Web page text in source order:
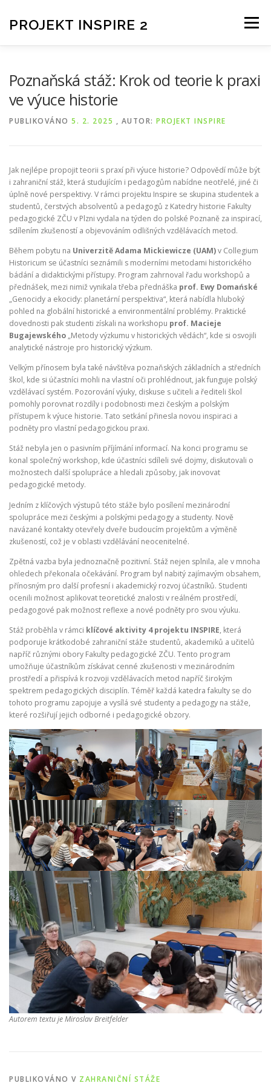
PROJEKT INSPIRE 2 Menu
Poznaňská stáž: Krok od teorie k praxi
ve výuce historie
PUBLIKOVÁNO 5. 2. 2025 , AUTOR: PROJEKT INSPIRE
Jak nejlépe propojit teorii s praxí při výuce historie? Odpovědí může být
i zahraniční stáž, která studujícím i pedagogům nabídne neotřelé, jiné či
úplně nové perspektivy. V rámci projektu Inspire se skupina studentek a
studentů, čerstvých absolventů a pedagogů z Katedry historie Fakulty
pedagogické ZČU v Plzni vydala na týden do polské Poznaně za inspirací,
sdílením zkušeností a objevováním odlišných vzdělávacích metod.
Během pobytu na Univerzitě Adama Mickiewicze (UAM)v Collegium
Historicum se účastníci seznámili s moderními metodami historického
bádání a didaktickými přístupy. Program zahrnoval řadu workshopů a
přednášek, mezi nimiž vynikala třeba přednáška prof. Ewy Domańské
„Genocidy a ekocidy: planetární perspektiva“, která nabídla hluboký
pohled na globální historické a environmentální problémy. Praktické
dovednosti pak studenti získali na workshopu prof. Macieje
Bugajewského „Metody výzkumu v historických vědách“, kde si osvojili
analytické nástroje pro historický výzkum.
Velkým přínosem byla také návštěva poznaňských základních a středních
škol, kde si účastníci mohli na vlastní oči prohlédnout, jak funguje polský
vzdělávací systém. Pozorování výuky, diskuse s učiteli a řediteli škol
pomohly porovnat rozdíly i podobnosti mezi českým a polským
přístupem k výuce historie. Tato setkání přinesla novou inspiraci a
podněty pro vlastní pedagogickou praxi.
Stáž nebyla jen o pasivním příjímání informací. Na konci programu se
konal společný workshop, kde účastníci sdíleli své dojmy, diskutovali o
možnostech další spolupráce a hledali způsoby, jak inovovat
pedagogické metody.
Jedním z klíčových výstupů této stáže bylo posílení mezinárodní
spolupráce mezi českými a polskými pedagogy a studenty. Nově
navázané kontakty otevřely dveře budoucím projektům a výměně
zkušeností, což je v oblasti vzdělávání neocenitelné.
Zpětná vazba byla jednoznačně pozitivní. Stáž nejen splnila, ale v mnoha
ohledech překonala očekávání. Program byl nabitý zajímavým obsahem,
přínosným pro další profesní i akademický rozvoj účastníků. Studenti
ocenili možnost aplikovat teoretické znalosti v reálném prostředí,
pedagogové pak možnost reflexe a nové podněty pro svou výuku.
Stáž proběhla v rámci klíčové aktivity 4 projektu INSPIRE, která
podporuje krátkodobé zahraniční stáže studentů, akademiků a učitelů
napříč různými obory Fakulty pedagogické ZČU. Tento program
umožňuje účastníkům získávat cenné zkušenosti v mezinárodním
prostředí a přispívá k rozvoji vzdělávacích metod napříč širokým
spektrem pedagogických disciplín. Téměř každá katedra fakulty se do
tohoto programu zapojuje a vysílá své studenty a pedagogy na stáže,
které rozšiřují jejich odborné i pedagogické obzory.
Autorem textu je Miroslav Breitfelder
PUBLIKOVÁNO V ZAHRANIČNÍ STÁŽE